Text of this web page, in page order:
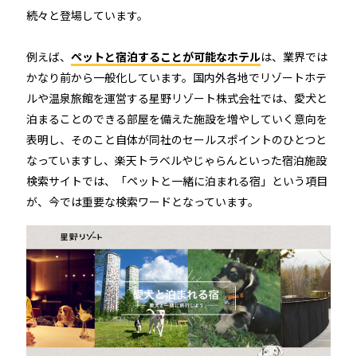
続々と登場しています。
例えば、 ペットと宿泊することが可能なホテルは、業界では
かなり前から一般化しています。国内外各地でリゾートホテ
ルや温泉旅館を運営する星野リゾート株式会社では、愛犬と
泊まることのできる部屋を備えた施設を増やしていく意向を
表明し、そのこと自体が同社のセールスポイントのひとつと
なっていますし、楽天トラベルやじゃらんといった宿泊施設
検索サイトでは、「ペットと一緒に泊まれる宿」という項目
が、今では重要な検索ワードとなっています。